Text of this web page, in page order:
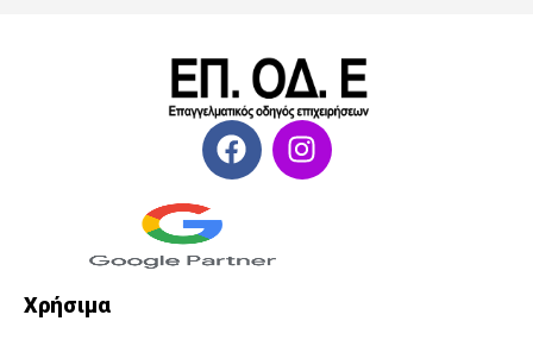
Χρήσιμα